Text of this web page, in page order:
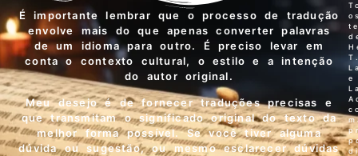
É importante lembrar que o processo de tradução
envolve mais do que apenas converter palavras
de um idioma para outro. É preciso levar em
conta o contexto cultural, o estilo e a intenção
do autor original.
Meu desejo é de fornecer traduções precisas e
que transmitam o significado original do texto da
melhor forma possível. Se você tiver alguma
dúvida ou sugestão, ou mesmo esclarecer dúvidas
e